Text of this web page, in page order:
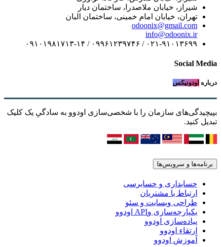
شیراز، خیابان ملاصدرا، ساختمان دیار
تهران، خیابان امام خمینی، ساختمان البان
odoonix@gmail.com
info@odoonix.ir
۰۲۱-۹۱۰۱۳۶۹۹ / ۰۹۹۶۱۲۳۹۷۴۶ / ۰۹۱۰۱۹۸۱۷۱۳-۱۴
Social Media
درباره اودونیکس
بپیچیدگی‌های سازمان را با شخصی‌سازی اودوو به سادگیِ یک کلیک
تبدیل کنید.
برنامه‌ها و سرویس‌ها
حسابداری و حسابرسی
ارتباط با مشتریان
طراحی وبسایت و سئو
یکپارچه‌سازی وAPI اودوو
پیاده‌سازی اودوو
ارتقاء اودوو
آموزش اودوو